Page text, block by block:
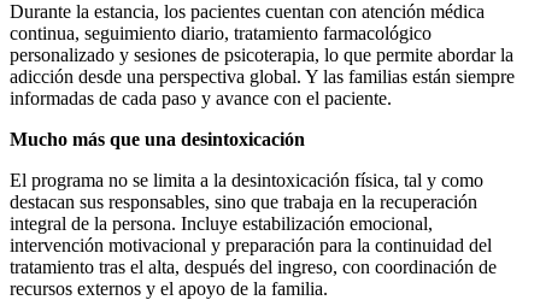
Durante la estancia, los pacientes cuentan con atención médica
continua, seguimiento diario, tratamiento farmacológico
personalizado y sesiones de psicoterapia, lo que permite abordar la
adicción desde una perspectiva global. Y las familias están siempre
informadas de cada paso y avance con el paciente.
Mucho más que una desintoxicación
El programa no se limita a la desintoxicación física, tal y como
destacan sus responsables, sino que trabaja en la recuperación
integral de la persona. Incluye estabilización emocional,
intervención motivacional y preparación para la continuidad del
tratamiento tras el alta, después del ingreso, con coordinación de
recursos externos y el apoyo de la familia.